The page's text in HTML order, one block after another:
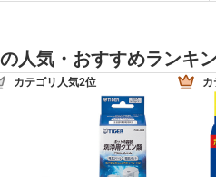
人気・おすすめランキ
カテゴリ人気2位 カ